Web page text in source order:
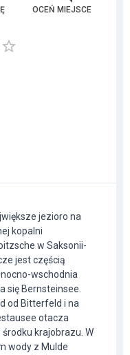
OCEŃ MIEJSCE
jezioro na
kopalni
w Saksonii-
jest częścią
wschodnia
się Bernsteinsee.
od Bitterfeld i na
otacza
krajobrazu. W
wody z Mulde